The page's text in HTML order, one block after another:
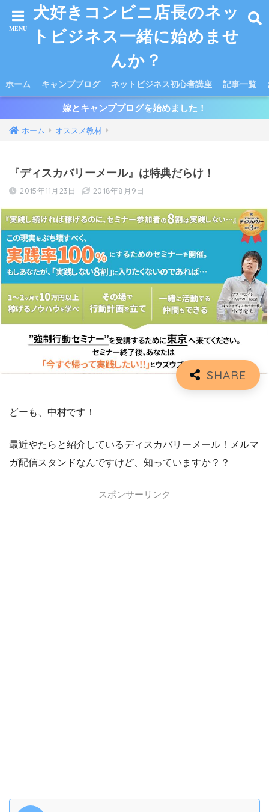
犬好きコンビニ店長のネッ
トビジネス一緒に始めませ
んか？
ホーム キャンプブログ ネットビジネス初心者講座 記事一覧
嫁とキャンプブログを始めました！
ホーム オススメ教材
『ディスカバリーメール』は特典だらけ！
2015年11月23日 2018年8月9日
どーも、中村です！
最近やたらと紹介しているディスカバリーメール！メルマ
ガ配信スタンドなんですけど、知っていますか？？
スポンサーリンク